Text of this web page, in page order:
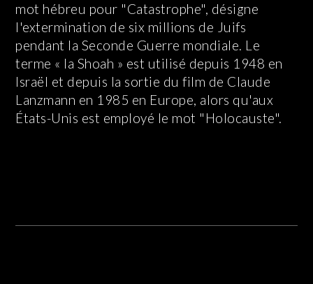
mot hébreu pour "Catastrophe", désigne
l'extermination de six millions de Juifs
pendant la Seconde Guerre mondiale. Le
terme « la Shoah » est utilisé depuis 1948 en
Israël et depuis la sortie du film de Claude
Lanzmann en 1985 en Europe, alors qu'aux
États-Unis est employé le mot "Holocauste".